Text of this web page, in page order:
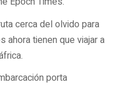
cerca del olvido para
ahora tienen que viajar a
porta